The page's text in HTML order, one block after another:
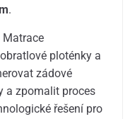
.
Matrace
ploténky a
zádové
a zpomalit proces
řešení pro